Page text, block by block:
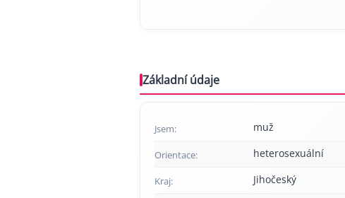
Základní údaje
Jsem: muž
Orientace: heterosexuální
Kraj: Jihočeský